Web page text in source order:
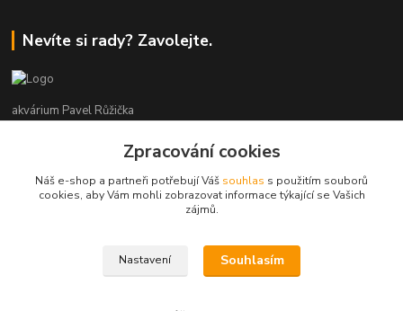
Nevíte si rady? Zavolejte.
akvárium Pavel Růžička
+420 602 118 290
9:00 až 16:00 v pracovní dny
Zpracování cookies
Náš e-shop a partneři potřebují Váš souhlas s použitím souborů
cookies, aby Vám mohli zobrazovat informace týkající se Vašich
zájmů.
Nastavení Souhlasím